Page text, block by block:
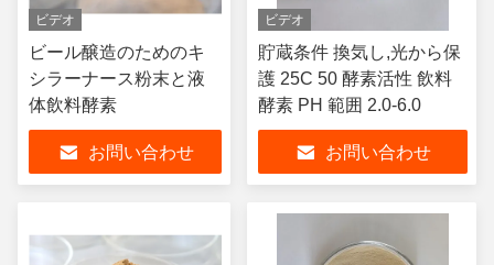
ビデオ
ビール醸造のためのキ
シラーナース粉末と液
体飲料酵素
お問い合わせ
ビデオ
貯蔵条件 換気し,光から保
護 25C 50 酵素活性 飲料
酵素 PH 範囲 2.0-6.0
お問い合わせ